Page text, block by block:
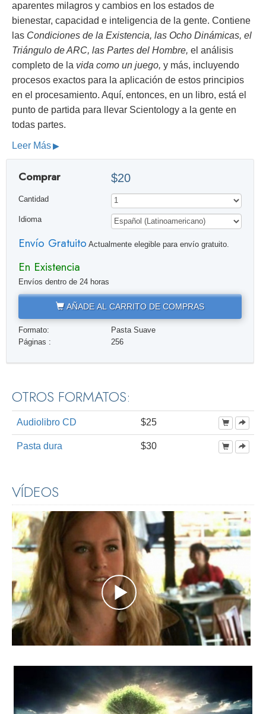
aparentes milagros y cambios en los estados de
bienestar, capacidad e inteligencia de la gente. Contiene
las Condiciones de la Existencia, las Ocho Dinámicas, el
Triángulo de ARC, las Partes del Hombre, el análisis
completo de la vida como un juego, y más, incluyendo
procesos exactos para la aplicación de estos principios
en el procesamiento. Aquí, entonces, en un libro, está el
punto de partida para llevar Scientology a la gente en
todas partes.
Leer Más
Comprar $20
Cantidad
Idioma
Envío Gratuito Actualmente elegible para envío gratuito.
En Existencia
Envíos dentro de 24 horas
AÑADE AL CARRITO DE COMPRAS
Formato:
Pasta Suave
Páginas :
256
OTROS FORMATOS:
Audiolibro CD $25
Pasta dura $30
VÍDEOS